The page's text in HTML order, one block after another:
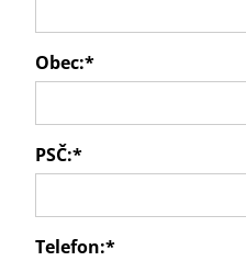
Obec:*
PSČ:*
Telefon:*